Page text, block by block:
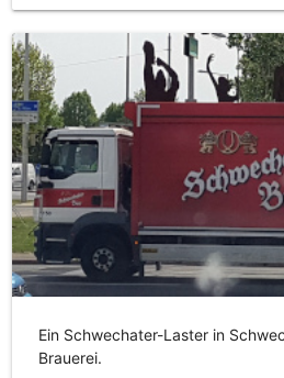
Ein Schwechater-Laster in
Brauerei.